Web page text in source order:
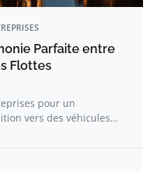
Parfaite entre
Flottes
pour un
vers des véhicules…